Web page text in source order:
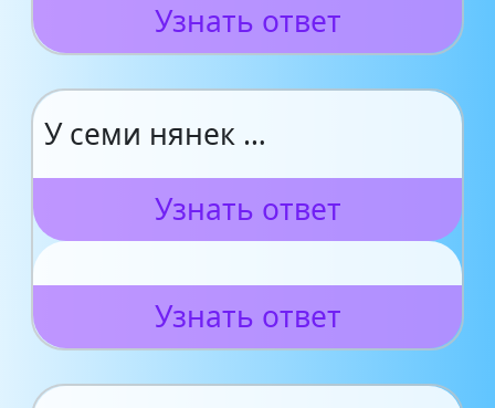
Узнать ответ
У семи нянек …
Узнать ответ
Узнать ответ